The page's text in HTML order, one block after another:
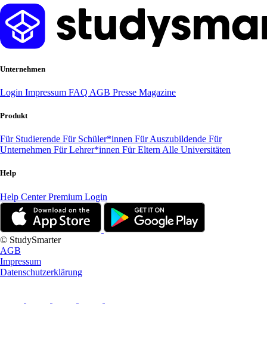
Unternehmen
Login Impressum FAQ AGB Presse Magazine
Produkt
Für Studierende Für Schüler*innen Für Auszubildende Für
Unternehmen Für Lehrer*innen Für Eltern Alle Universitäten
Help
Help CenterPremium Login
© StudySmarter
AGB
Impressum
Datenschutzerklärung